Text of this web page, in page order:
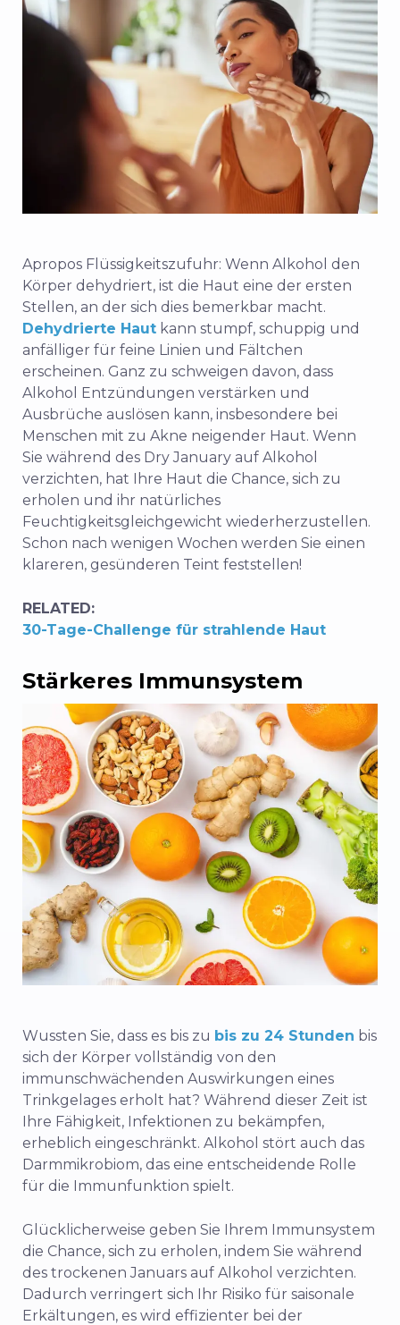
Apropos Flüssigkeitszufuhr: Wenn Alkohol den
Körper dehydriert, ist die Haut eine der ersten
Stellen, an der sich dies bemerkbar macht.
Dehydrierte Haut kann stumpf, schuppig und
anfälliger für feine Linien und Fältchen
erscheinen. Ganz zu schweigen davon, dass
Alkohol Entzündungen verstärken und
Ausbrüche auslösen kann, insbesondere bei
Menschen mit zu Akne neigender Haut. Wenn
Sie während des Dry January auf Alkohol
verzichten, hat Ihre Haut die Chance, sich zu
erholen und ihr natürliches
Feuchtigkeitsgleichgewicht wiederherzustellen.
Schon nach wenigen Wochen werden Sie einen
klareren, gesünderen Teint feststellen!
RELATED:
30-Tage-Challenge für strahlende Haut
Stärkeres Immunsystem
Wussten Sie, dass es bis zu bis zu 24 Stunden bis
sich der Körper vollständig von den
immunschwächenden Auswirkungen eines
Trinkgelages erholt hat? Während dieser Zeit ist
Ihre Fähigkeit, Infektionen zu bekämpfen,
erheblich eingeschränkt. Alkohol stört auch das
Darmmikrobiom, das eine entscheidende Rolle
für die Immunfunktion spielt.
Glücklicherweise geben Sie Ihrem Immunsystem
die Chance, sich zu erholen, indem Sie während
des trockenen Januars auf Alkohol verzichten.
Dadurch verringert sich Ihr Risiko für saisonale
Erkältungen, es wird effizienter bei der